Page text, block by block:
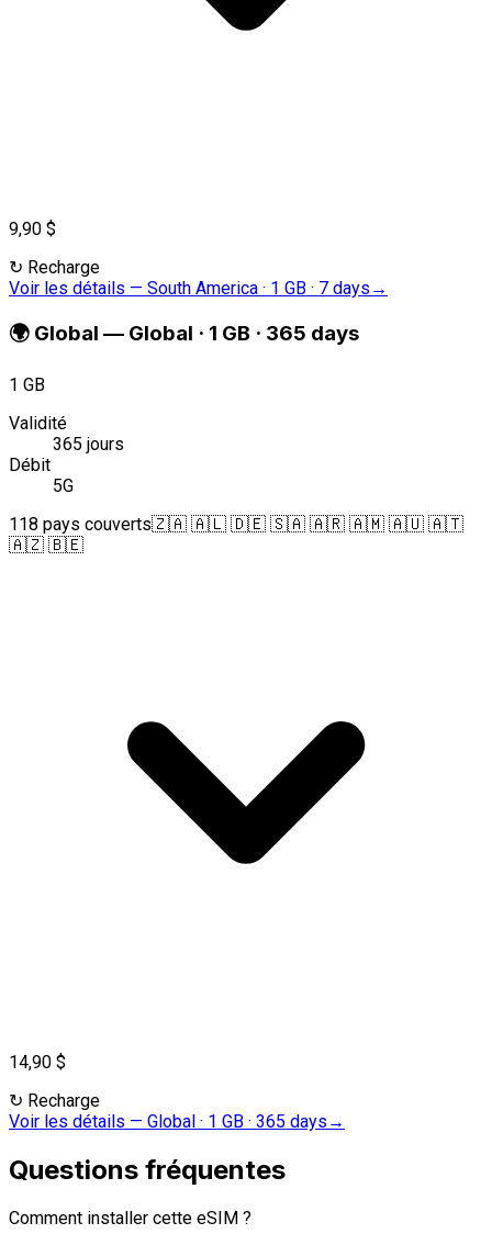
9,90 $
↻ Recharge
Voir les détails — South America · 1 GB · 7 days →
🌍 Global — Global · 1 GB · 365 days
1 GB
Validité
365 jours
Débit
5G
118 pays couverts🇿🇦 🇦🇱 🇩🇪 🇸🇦 🇦🇷 🇦🇲 🇦🇺 🇦🇹
🇦🇿 🇧🇪
14,90 $
↻ Recharge
Voir les détails — Global · 1 GB · 365 days →
Questions fréquentes
Comment installer cette eSIM ?